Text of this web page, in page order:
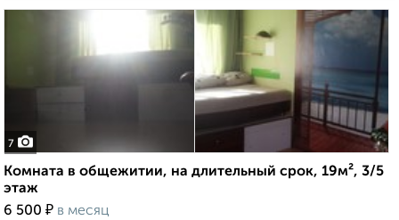
7
Комната в общежитии, на длительный срок, 19м², 3/5
этаж
6 500 ₽ в месяц